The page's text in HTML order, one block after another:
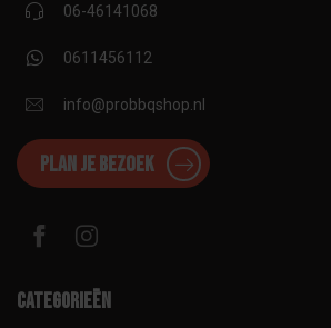
06-46141068
0611456112
info@probbqshop.nl
Plan je bezoek
Categorieën